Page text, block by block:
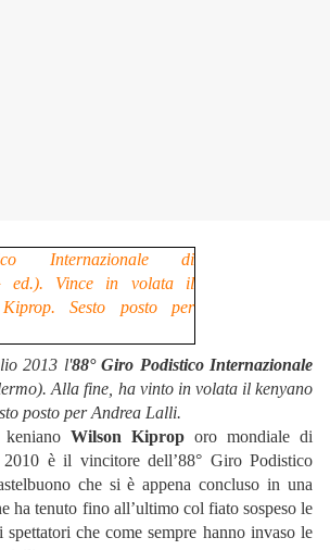
2013 l'88° Giro Podistico Internazionale
Alla fine, ha vinto in volata il kenyano
posto per Andrea Lalli.
Wilson Kiprop oro mondiale di
2010 è il vincitore dell’88° Giro Podistico
che si è appena concluso in una
ha tenuto fino all’ultimo col fiato sospeso le
che come sempre hanno invaso le